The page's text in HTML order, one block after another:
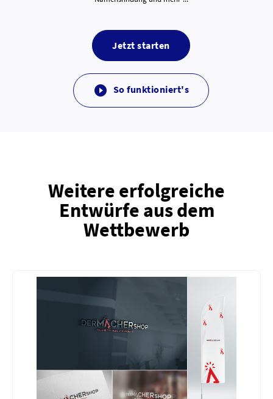
Jetzt starten
 So funktioniert's
Weitere erfolgreiche
Entwürfe aus dem
Wettbewerb